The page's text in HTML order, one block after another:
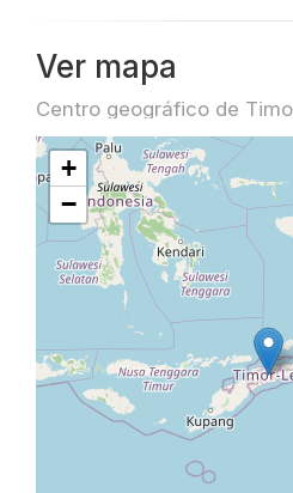
Ver mapa
Centro geográfico de
+
−